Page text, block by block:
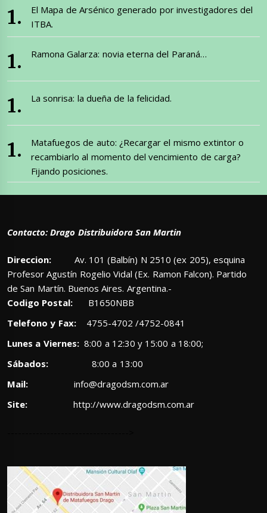
El Mapa de Arsénico generado por investigadores del
ITBA.
Ramona Galarza: novia eterna del Paraná…
La sonrisa: la dueña de la felicidad.
Matafuegos de auto: ¿Recargar el mismo extintor o
recambiarlo al momento del vencimiento de carga?
Fijando posiciones.
Contacto: Drago Distribuidora San Martin
Direccion: Av. 101 (Balbín) N 2510 (ex 205), esquina
Profesor Agustín Rogelio Vidal (Ex. Ramon Falcon). Partido
de San Martín. Buenos Aires. Argentina.-
Codigo Postal: B1650NBB
Telefono y Fax:4755-4702 /4752-0841
Lunes a Viernes:8:00 a 12:30 y 15:00 a 18:00;
Sábados: 8:00 a 13:00
Mail:
info@dragodsm.com.ar
Site:
http://www.dragodsm.com.ar